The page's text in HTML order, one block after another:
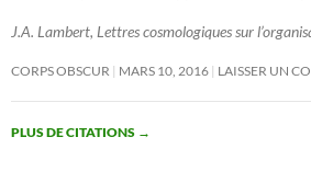
J.A. Lambert, Lettres cosmologiques sur
CORPS OBSCUR MARS 10, 2016 LAISSER UN
PLUS DE CITATIONS →